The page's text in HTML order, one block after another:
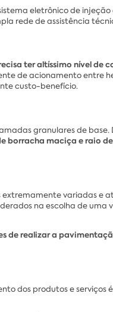
eletrônico de
rede de assistência
ter altíssimo nível de
de acionamento entre
custo-benefício.
granulares de
borracha maciça e raio
variadas e
na escolha de
de realizar a
dos produtos e serviços